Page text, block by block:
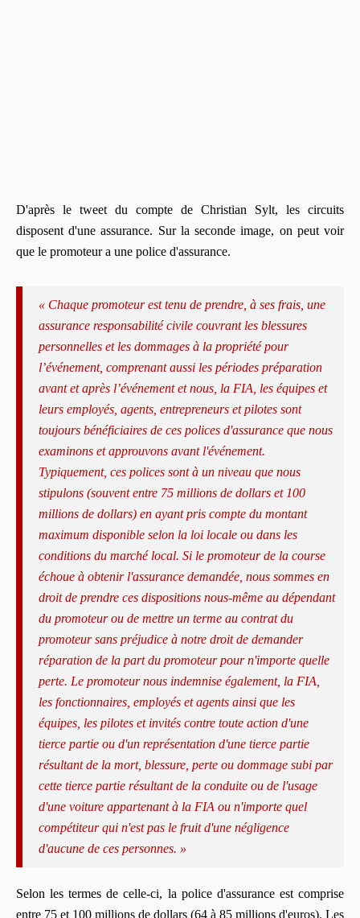
D'après le tweet du compte de Christian Sylt, les circuits
disposent d'une assurance. Sur la seconde image, on peut voir
que le promoteur a une police d'assurance.
« Chaque promoteur est tenu de prendre, à ses frais, une
assurance responsabilité civile couvrant les blessures
personnelles et les dommages à la propriété pour
l’événement, comprenant aussi les périodes préparation
avant et après l’événement et nous, la FIA, les équipes et
leurs employés, agents, entrepreneurs et pilotes sont
toujours bénéficiaires de ces polices d'assurance que nous
examinons et approuvons avant l'événement.
Typiquement, ces polices sont à un niveau que nous
stipulons (souvent entre 75 millions de dollars et 100
millions de dollars) en ayant pris compte du montant
maximum disponible selon la loi locale ou dans les
conditions du marché local. Si le promoteur de la course
échoue à obtenir l'assurance demandée, nous sommes en
droit de prendre ces dispositions nous-même au dépendant
du promoteur ou de mettre un terme au contrat du
promoteur sans préjudice à notre droit de demander
réparation de la part du promoteur pour n'importe quelle
perte. Le promoteur nous indemnise également, la FIA,
les fonctionnaires, employés et agents ainsi que les
équipes, les pilotes et invités contre toute action d'une
tierce partie ou d'un représentation d'une tierce partie
résultant de la mort, blessure, perte ou dommage subi par
cette tierce partie résultant de la conduite ou de l'usage
d'une voiture appartenant à la FIA ou n'importe quel
compétiteur qui n'est pas le fruit d'une négligence
d'aucune de ces personnes. »
Selon les termes de celle-ci, la police d'assurance est comprise
entre 75 et 100 millions de dollars (64 à 85 millions d'euros). Les